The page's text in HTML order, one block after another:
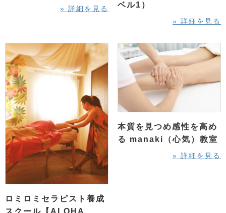
» 詳細を見る
ベル1）
» 詳細を見る
ロミロミセラピスト養成
スクール【ALOHA
本質を見つめ感性を高め
る manaki（心気）教室
» 詳細を見る